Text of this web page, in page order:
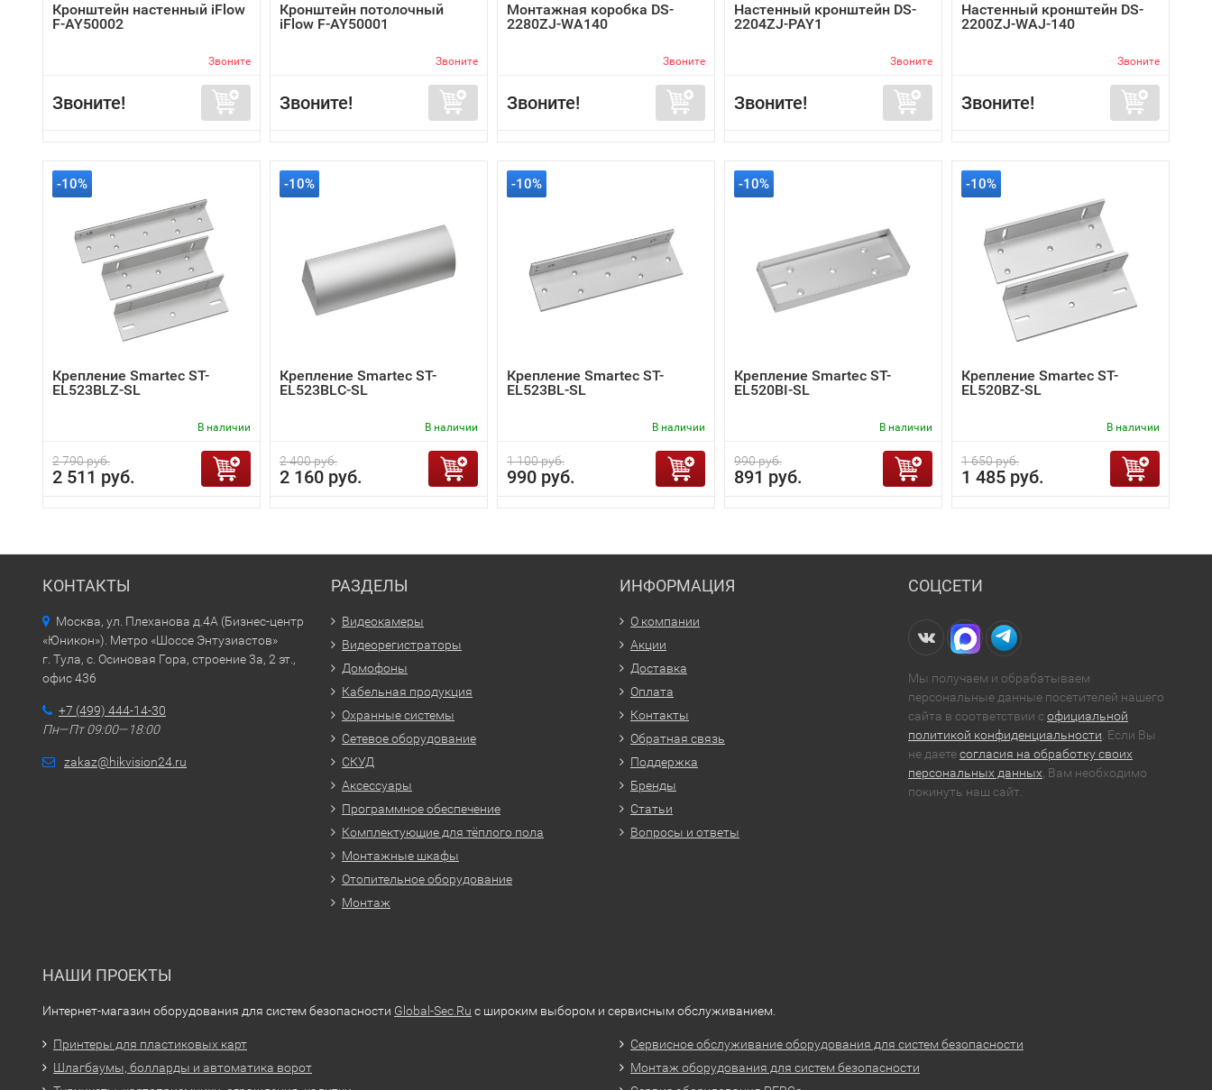
Кронштейн настенный iFlow
F-AY50002
Звоните
Звоните!
Кронштейн потолочный
iFlow F-AY50001
Звоните
Звоните!
Монтажная коробка DS-
2280ZJ-WA140
Звоните
Звоните!
Настенный кронштейн DS-
2204ZJ-PAY1
Звоните
Звоните!
Настенный кронштейн DS-
2200ZJ-WAJ-140
Звоните
Звоните!
-10%
Крепление Smartec ST-
EL523BLZ-SL
В наличии
2 790 руб.
2 511 руб.
-10%
Крепление Smartec ST-
EL523BLC-SL
В наличии
2 400 руб.
2 160 руб.
-10%
Крепление Smartec ST-
EL523BL-SL
В наличии
1 100 руб.
990 руб.
-10%
Крепление Smartec ST-
EL520BI-SL
В наличии
990 руб.
891 руб.
-10%
Крепление Smartec ST-
EL520BZ-SL
В наличии
1 650 руб.
1 485 руб.
КОНТАКТЫ
Москва, ул. Плеханова д.4А (Бизнес-центр
«Юникон»). Метро «Шоссе Энтузиастов»
г. Тула, с. Осиновая Гора, строение 3а, 2 эт.,
офис 436
+7 (499) 444-14-30
Пн—Пт 09:00—18:00
zakaz@hikvision24.ru
РАЗДЕЛЫ
Видеокамеры
Видеорегистраторы
Домофоны
Кабельная продукция
Охранные системы
Сетевое оборудование
СКУД
Аксессуары
Программное обеспечение
Комплектующие для тёплого пола
Монтажные шкафы
Отопительное оборудование
Монтаж
ИНФОРМАЦИЯ
О компании
Акции
Доставка
Оплата
Контакты
Обратная связь
Поддержка
Бренды
Статьи
Вопросы и ответы
СОЦСЕТИ
Мы получаем и обрабатываем
персональные данные посетителей нашего
сайта в соответствии софициальной
политикой конфиденциальности . Если Вы
не даетесогласия на обработку своих
персональных данных , Вам необходимо
покинуть наш сайт.
НАШИ ПРОЕКТЫ
Интернет-магазин оборудования для систем безопасности Global-Sec.Ru с широким выбором и сервисным обслуживанием.
Принтеры для пластиковых карт
Шлагбаумы, болларды и автоматика ворот
Сервисное обслуживание оборудования для систем безопасности
Монтаж оборудования для систем безопасности